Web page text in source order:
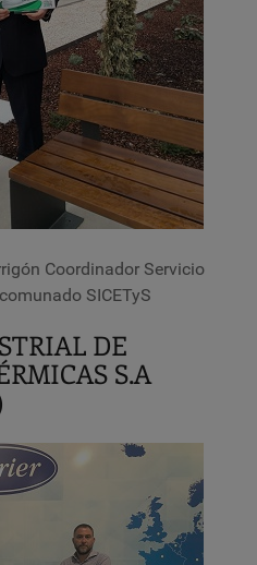
Coordinador Servicio
SICETyS
DE
S.A